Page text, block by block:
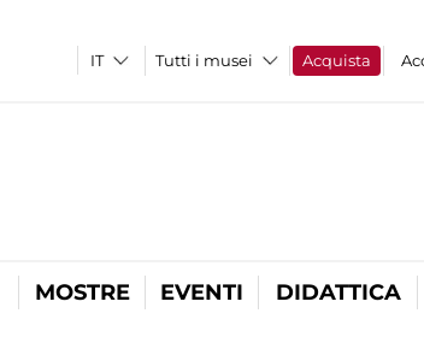
Tutti i musei Acquista
MOSTRE EVENTI DIDATTICA